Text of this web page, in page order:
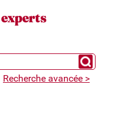
Chercher
Recherche avancée >